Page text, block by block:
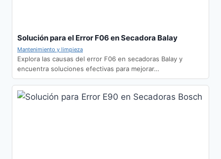
Solución para el Error F06 en Secadora Balay
Mantenimiento y limpieza
Explora las causas del error F06 en secadoras Balay y
encuentra soluciones efectivas para mejorar…